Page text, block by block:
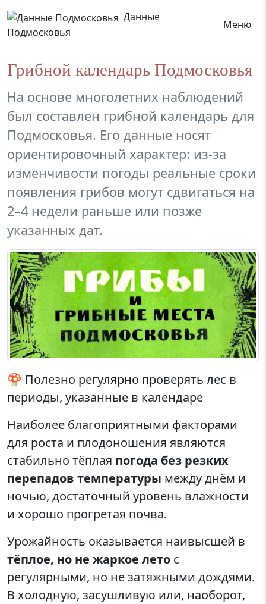
Данные
Подмосковья
Меню
Грибной календарь Подмосковья
На основе многолетних наблюдений
был составлен грибной календарь для
Подмосковья. Его данные носят
ориентировочный характер: из-за
изменчивости погоды реальные сроки
появления грибов могут сдвигаться на
2–4 недели раньше или позже
указанных дат.
🍄 Полезно регулярно проверять лес в
периоды, указанные в календаре
Наиболее благоприятными факторами
для роста и плодоношения являются
стабильно тёплая погода без резких
перепадов температуры между днём и
ночью, достаточный уровень влажности
и хорошо прогретая почва.
Урожайность оказывается наивысшей в
тёплое, но не жаркое лето с
регулярными, но не затяжными дождями.
В холодную, засушливую или, наоборот,